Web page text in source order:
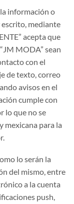
información o
mediante
acepta que
MODA” sean
con el
de texto, correo
avisos en el
cumple con
lo que no se
mexicana para la
lo serán la
del mismo, entre
a la cuenta
push,